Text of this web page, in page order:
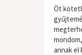
Öt
annak el